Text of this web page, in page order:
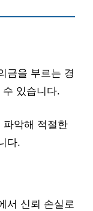
금을 부르는 경
있습니다.
파악해 적절한
다.
서 신뢰 손실로